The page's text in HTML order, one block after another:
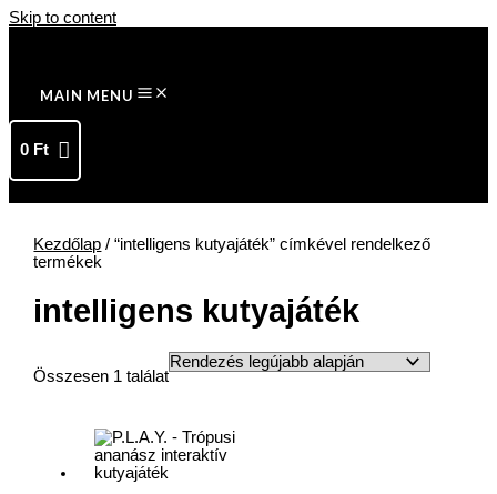
Skip to content
MAIN MENU
0 Ft
Kezdőlap / “intelligens kutyajáték” címkével rendelkező
termékek
intelligens kutyajáték
Összesen 1 találat